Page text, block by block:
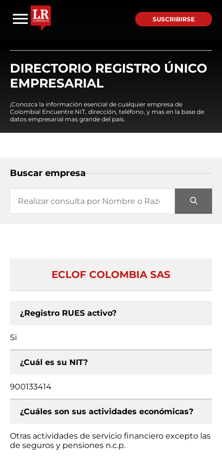
SUSCRIBIRSE
DIRECTORIO REGISTRO ÚNICO
EMPRESARIAL
¡Conozca la información esencial de cualquier empresa de
Colombia! Encuentre NIT, dirección, teléfono, y mas en la base de
datos empresarial mas grande del país.
Buscar empresa
ECLOF COLOMBIA SAS
¿Registro RUES activo?
Si
¿Cuál es su NIT?
900133414
¿Cuáles son sus actividades económicas?
Otras actividades de servicio financiero excepto las
de seguros y pensiones n.c.p.